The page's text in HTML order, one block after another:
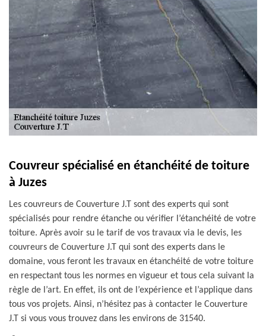
Couvreur spécialisé en étanchéité de toiture
à Juzes
Les couvreurs de Couverture J.T sont des experts qui sont
spécialisés pour rendre étanche ou vérifier l’étanchéité de votre
toiture. Après avoir su le tarif de vos travaux via le devis, les
couvreurs de Couverture J.T qui sont des experts dans le
domaine, vous feront les travaux en étanchéité de votre toiture
en respectant tous les normes en vigueur et tous cela suivant la
règle de l’art. En effet, ils ont de l’expérience et l’applique dans
tous vos projets. Ainsi, n’hésitez pas à contacter le Couverture
J.T si vous vous trouvez dans les environs de 31540.